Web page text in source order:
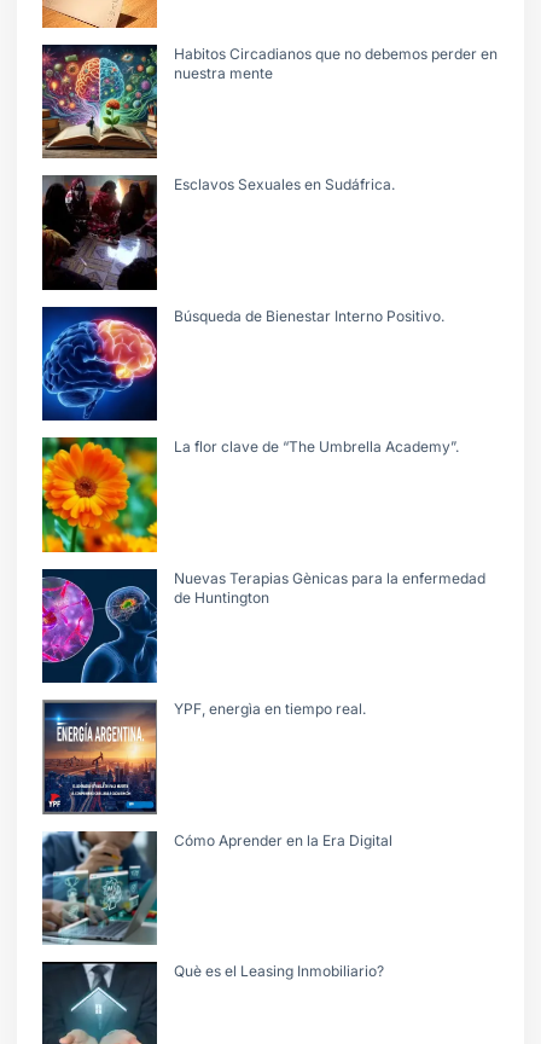
Habitos Circadianos que no debemos perder en
nuestra mente
Esclavos Sexuales en Sudáfrica.
Búsqueda de Bienestar Interno Positivo.
La flor clave de “The Umbrella Academy”.
Nuevas Terapias Gènicas para la enfermedad
de Huntington
YPF, energìa en tiempo real.
Cómo Aprender en la Era Digital
Què es el Leasing Inmobiliario?